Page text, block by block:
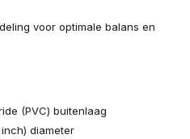
voor optimale balans en
(PVC) buitenlaag
diameter